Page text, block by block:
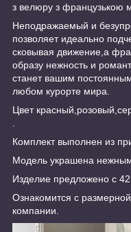
з велюру з французькою
Неподражаемый и
позволяет идеально
сковывая движение,а
образу нежность и
станет вашим
любом курорте мира.
Цвет
Комплект выполнен из
Модель украшена
Изделие предложено с
Ознакомится с
компании.